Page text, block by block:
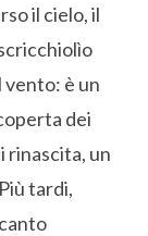
il cielo, il
è un
dei
rinascita, un
tardi,